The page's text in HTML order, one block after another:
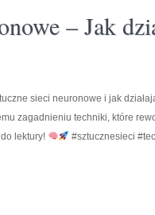
– Jak
sieci neuronowe i jak
zagadnieniu techniki, które
lektury!
#sztucznesieci